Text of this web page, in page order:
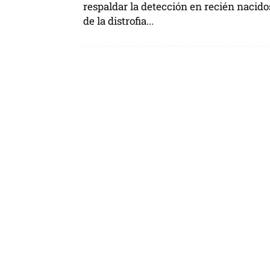
respaldar la detección en recién
de la distrofia...